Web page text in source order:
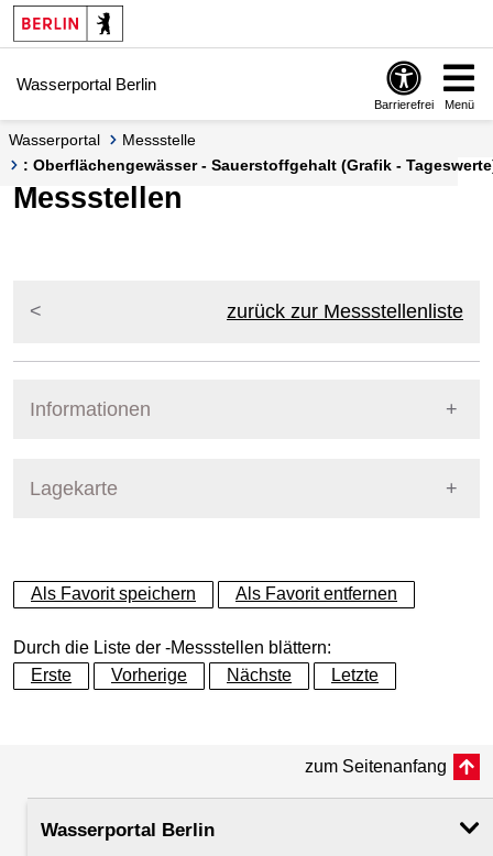
Springe zur Navigation
Springe zum Inhalt
Wasserportal Berlin
Barrierefrei Menü
Wasserportal
Messstelle
: Oberflächengewässer - Sauerstoffgehalt (Grafik -
Messstellen
zurück zur Messstellenliste
Informationen
Lagekarte
+
−
Als Favorit speichern Als Favorit entfernen
Durch die Liste der -Messstellen blättern:
Erste
Vorherige Nächste Letzte
zum Seitenanfang
Wasserportal Berlin